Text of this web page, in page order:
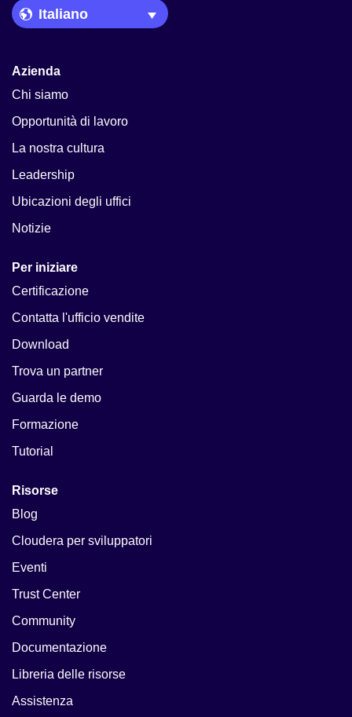
Language Picker
Azienda
Chi siamo
Opportunità di lavoro
La nostra cultura
Leadership
Ubicazioni degli uffici
Notizie
Per iniziare
Certificazione
Contatta l'ufficio vendite
Download
Trova un partner
Guarda le demo
Formazione
Tutorial
Risorse
Blog
Cloudera per sviluppatori
Eventi
Trust Center
Community
Documentazione
Libreria delle risorse
Assistenza